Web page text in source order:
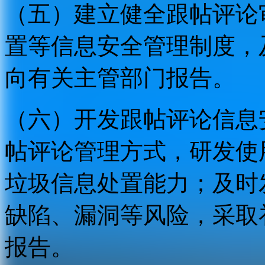
（五）建立健全跟帖评
置等信息安全管理制度
向有关主管部门报告。
（六）开发跟帖评论信
帖评论管理方式，研发
垃圾信息处置能力；及
缺陷、漏洞等风险，采
报告。